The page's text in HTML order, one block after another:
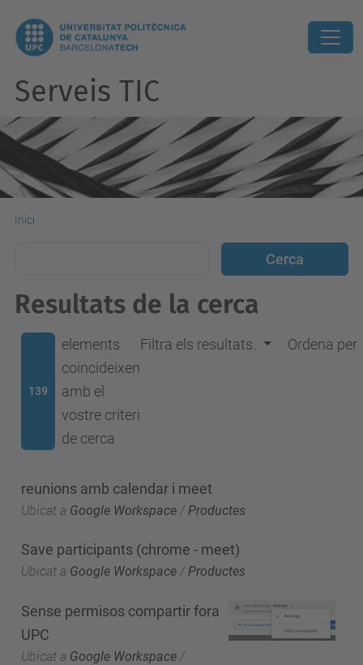
Serveis TIC
Inici
Resultats de la cerca
139
elements
coincideixen
amb el
vostre criteri
de cerca
Filtra els resultats. Ordena per
reunions amb calendar i meet
Ubicat a Google Workspace / Productes
Save participants (chrome - meet)
Ubicat a Google Workspace /Productes
Sense permisos compartir fora
UPC
Ubicat a Google Workspace /